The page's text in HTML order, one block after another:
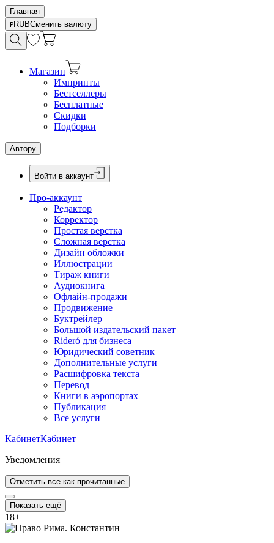
Главная
RUBСменить валюту
Магазин
Импринты
Бестселлеры
Бесплатные
Скидки
Подборки
Автору
Войти в аккаунт
Про-аккаунт
Редактор
Корректор
Простая верстка
Сложная верстка
Дизайн обложки
Иллюстрации
Тираж книги
Аудиокнига
Офлайн-продажи
Продвижение
Буктрейлер
Большой издательский пакет
Rideró для бизнеса
Юридический советник
Дополнительные услуги
Расшифровка текста
Перевод
Книги в аэропортах
Публикация
Все услуги
КабинетКабинет
Уведомления
Отметить все как прочитанные
Показать ещё
18+